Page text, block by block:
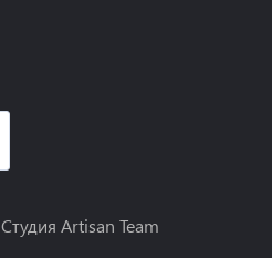
Студия Artisan Team